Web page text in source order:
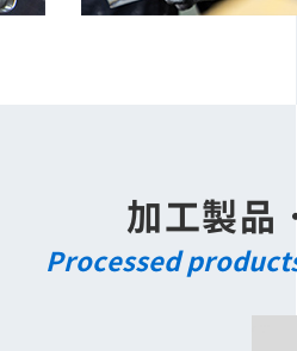
加工製品